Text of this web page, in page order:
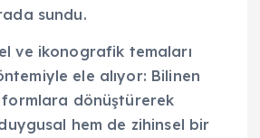
sundu.
ve ikonografik temaları
ele alıyor: Bilinen
dönüştürerek
hem de zihinsel bir